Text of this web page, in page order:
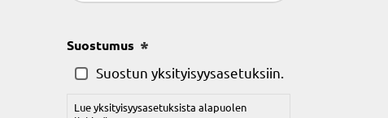
Suostumus
Suostun yksityisyysasetuksiin.
Lue yksityisyysasetuksista alapuolen